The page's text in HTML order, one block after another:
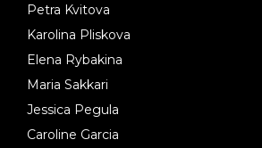
Petra Kvitova
Karolina Pliskova
Elena Rybakina
Maria Sakkari
Jessica Pegula
Caroline Garcia